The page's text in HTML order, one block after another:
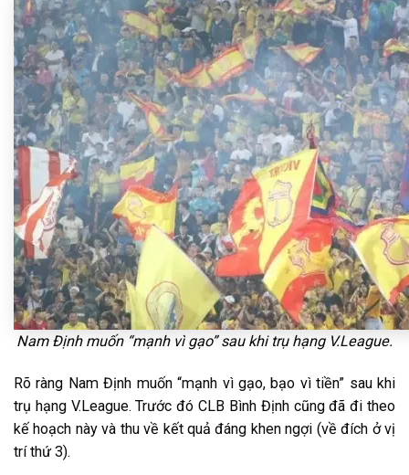
Nam Định muốn “mạnh vì gạo” sau khi trụ hạng V.League.
Rõ ràng Nam Định muốn “mạnh vì gạo, bạo vì tiền” sau khi
trụ hạng V.League. Trước đó CLB Bình Định cũng đã đi theo
kế hoạch này và thu về kết quả đáng khen ngợi (về đích ở vị
trí thứ 3).